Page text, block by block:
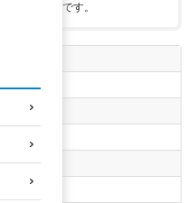
におすすめです。